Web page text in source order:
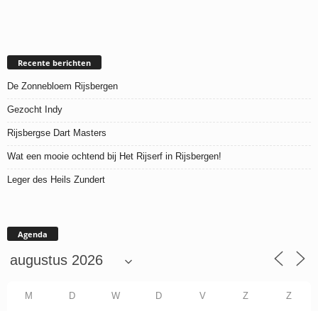
Recente berichten
De Zonnebloem Rijsbergen
Gezocht Indy
Rijsbergse Dart Masters
Wat een mooie ochtend bij Het Rijserf in Rijsbergen!
Leger des Heils Zundert
Agenda
M D W D V Z Z